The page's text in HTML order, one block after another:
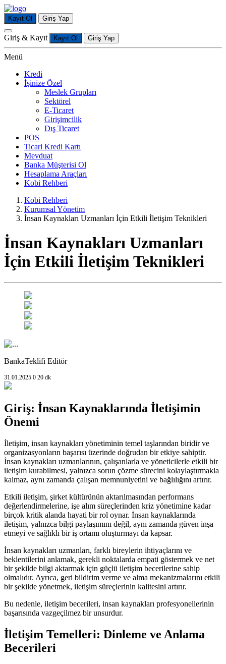
Kayıt Ol Giriş Yap
Giriş & Kayıt Kayıt Ol Giriş Yap
Menü
Kredi
İşinize Özel
Meslek Grupları
Sektörel
E-Ticaret
Girişimcilik
Dış Ticaret
POS
Ticari Kredi Kartı
Mevduat
Banka Müşterisi Ol
Hesaplama Araçları
Kobi Rehberi
Kobi Rehberi
Kurumsal Yönetim
İnsan Kaynakları Uzmanları İçin Etkili İletişim Teknikleri
İnsan Kaynakları Uzmanları
İçin Etkili İletişim Teknikleri
BankaTeklifi Editör
31.01.2025 0 20 dk
Giriş: İnsan Kaynaklarında İletişimin
Önemi
İletişim, insan kaynakları yönetiminin temel taşlarından biridir ve
organizasyonların başarısı üzerinde doğrudan bir etkiye sahiptir.
İnsan kaynakları uzmanlarının, çalışanlarla ve yöneticilerle etkili bir
iletişim kurabilmesi, yalnızca sorun çözme sürecini kolaylaştırmakla
kalmaz, aynı zamanda çalışan memnuniyetini ve bağlılığını artırır.
Etkili iletişim, şirket kültürünün aktarılmasından performans
değerlendirmelerine, işe alım süreçlerinden kriz yönetimine kadar
birçok kritik alanda hayati bir rol oynar. İnsan kaynaklarında
iletişim, yalnızca bilgi paylaşımını değil, aynı zamanda güven inşa
etmeyi ve sağlıklı bir iş ortamı oluşturmayı da kapsar.
İnsan kaynakları uzmanları, farklı bireylerin ihtiyaçlarını ve
beklentilerini anlamak, gerekli noktalarda empati göstermek ve net
bir şekilde bilgi aktarmak için güçlü iletişim becerilerine sahip
olmalıdır. Ayrıca, geri bildirim verme ve alma mekanizmalarını etkili
bir şekilde yönetmek, iletişim süreçlerinin kalitesini artırır.
Bu nedenle, iletişim becerileri, insan kaynakları profesyonellerinin
başarısında vazgeçilmez bir unsurdur.
İletişim Temelleri: Dinleme ve Anlama
Becerileri